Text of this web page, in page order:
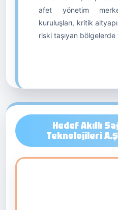
afet yönetim
kuruluşları, kritik
riski taşıyan
Hedef Akıllı
Teknolojileri